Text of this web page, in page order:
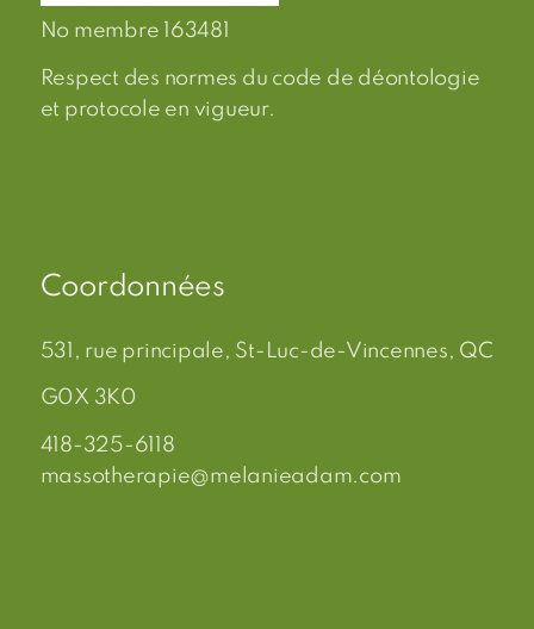
No membre 163481
Respect des normes du code de déontologie
et protocole en vigueur.
Coordonnées
531, rue principale, St-Luc-de-Vincennes, QC
G0X 3K0
418-325-6118
massotherapie@melanieadam.com